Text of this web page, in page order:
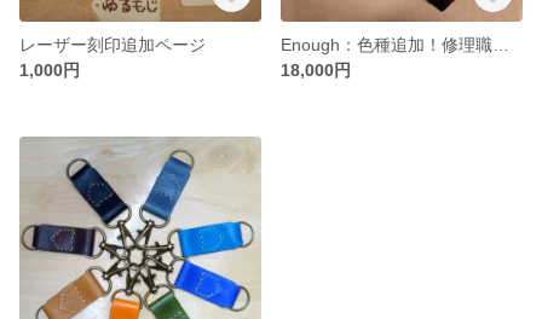
レーザー刻印追加ページ
1,000円
18,000円